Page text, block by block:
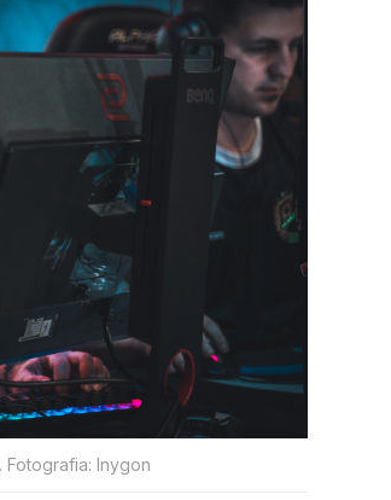
Inygon